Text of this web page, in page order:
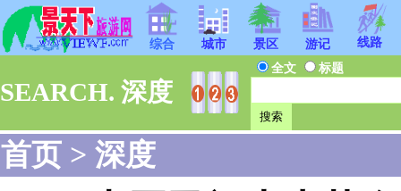
综合 城市 景区 游记 线路
SEARCH. 深度
全文 标题
首页 > 深度